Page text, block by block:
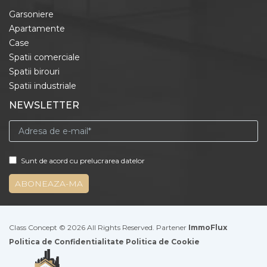
Garsoniere
Apartamente
Case
Spatii comerciale
Spatii birouri
Spatii industriale
NEWSLETTER
Sunt de acord cu prelucrarea datelor
Class Concept © 2026 All Rights Reserved. Partener ImmoFlux
Politica de Confidentialitate Politica de Cookie